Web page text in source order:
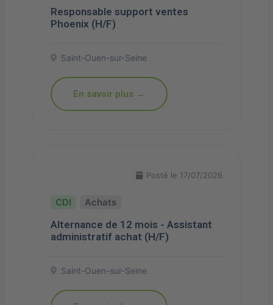
Responsable support ventes
Phoenix (H/F)
Saint-Ouen-sur-Seine
En savoir plus →
Posté le 17/07/2026
Achats
Alternance de 12 mois - Assistant
administratif achat (H/F)
Saint-Ouen-sur-Seine